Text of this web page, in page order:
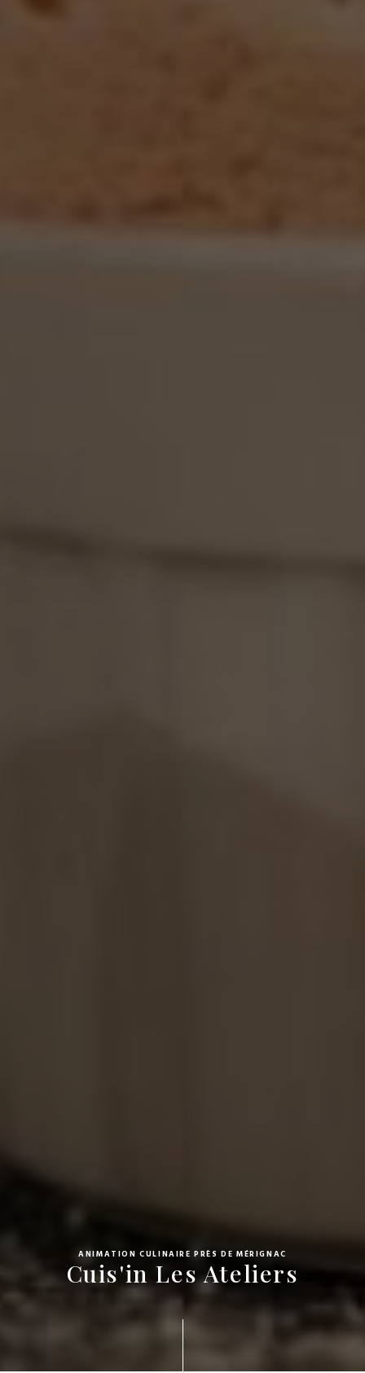
ANIMATION CULINAIRE PRÈS DE MÉRIGNAC
Cuis'in Les Ateliers